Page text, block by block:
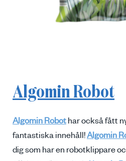
Algomin Robot
Algomin Robot har också fått
fantastiska innehåll!Algomin
dig som har en robotklippare